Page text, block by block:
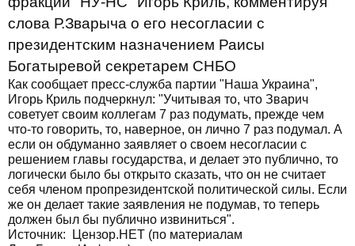
слова Р.Зварыча о его несогласии с
президентским назначением Раисы
Богатыревой секретарем СНБО
Как сообщает пресс-служба партии "Наша Украина",
Игорь Криль подчеркнул: "Учитывая то, что Зварич
советует своим коллегам 7 раз подумать, прежде чем
что-то говорить, то, наверное, он лично 7 раз подумал. А
если он обдуманно заявляет о своем несогласии с
решением главы государства, и делает это публично, то
логически было бы открыто сказать, что он не считает
себя членом пропрезидентской политической силы. Если
же он делает такие заявления не подумав, то теперь
должен был бы публично извиниться".
Источник: Цензор.НЕТ (по материалам